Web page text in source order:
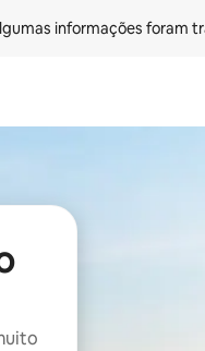
informações foram